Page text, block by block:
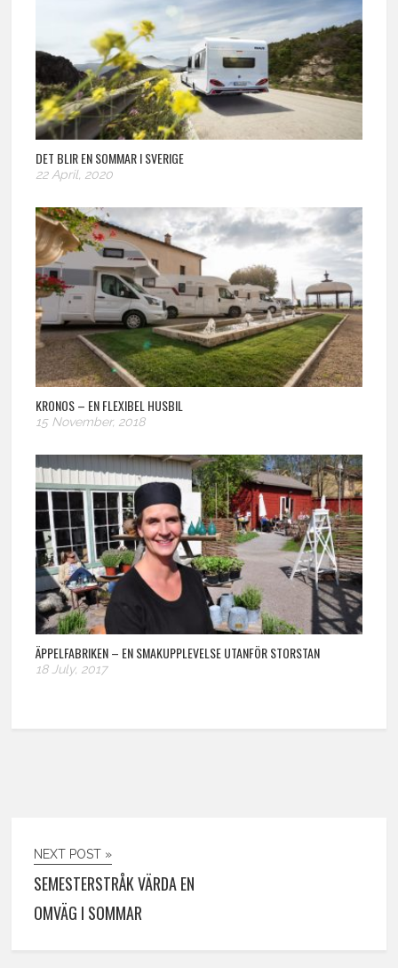
DET BLIR EN SOMMAR I SVERIGE
22 April, 2020
KRONOS – EN FLEXIBEL HUSBIL
15 November, 2018
ÄPPELFABRIKEN – EN SMAKUPPLEVELSE UTANFÖR STORSTAN
18 July, 2017
NEXT POST »
SEMESTERSTRÅK VÄRDA EN
OMVÄG I SOMMAR